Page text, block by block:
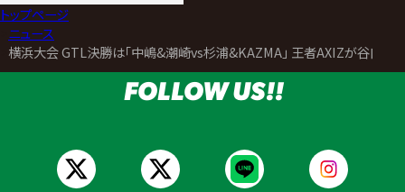
トップページ
ニュース
横浜大会 GTL決勝は｢中嶋&潮崎vs杉浦&KAZMA｣ 王者AXIZが谷口&火
FOLLOW US!!